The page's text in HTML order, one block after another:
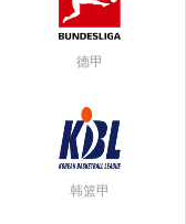
德甲
韩篮甲